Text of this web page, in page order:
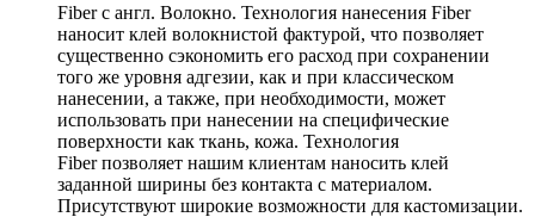
Fiber c англ. Волокно. Технология нанесения Fiber
наносит клей волокнистой фактурой, что позволяет
существенно сэкономить его расход при сохранении
того же уровня адгезии, как и при классическом
нанесении, а также, при необходимости, может
использовать при нанесении на специфические
поверхности как ткань, кожа. Технология
Fiber позволяет нашим клиентам наносить клей
заданной ширины без контакта с материалом.
Присутствуют широкие возможности для кастомизации.